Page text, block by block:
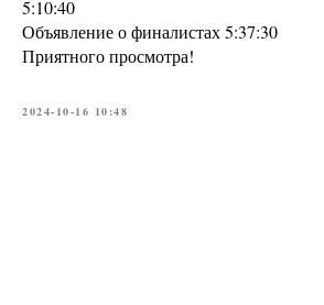
5:10:40
Объявление о финалистах 5:37:30
Приятного просмотра!
2024-10-16 10:48